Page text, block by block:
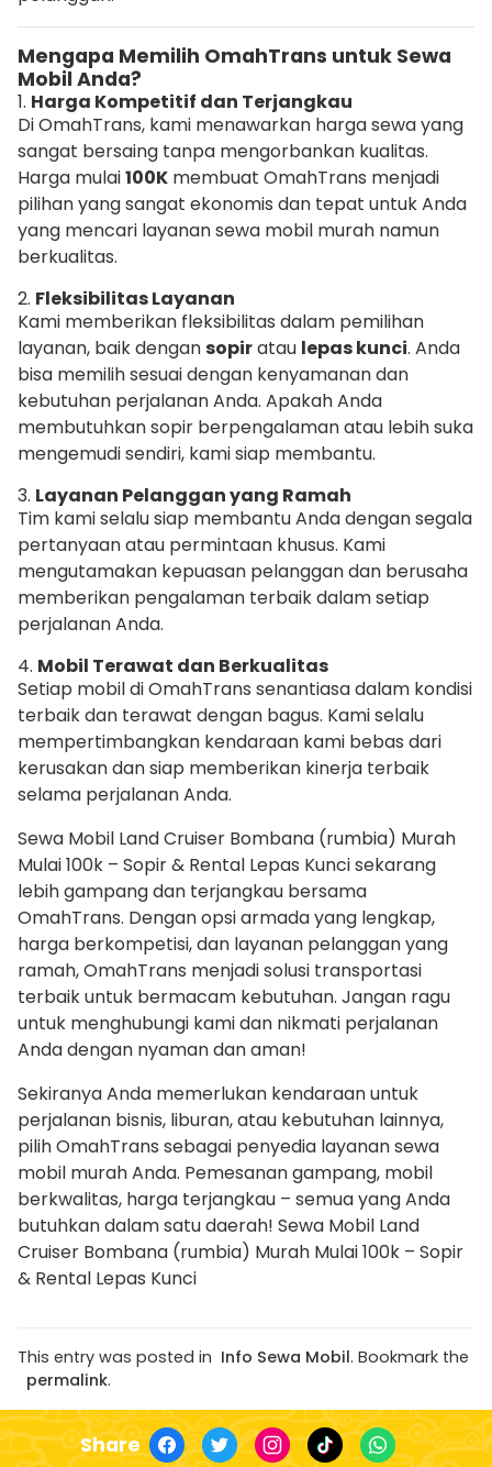
Mengapa Memilih OmahTrans untuk Sewa
Mobil Anda?
1. Harga Kompetitif dan Terjangkau
Di OmahTrans, kami menawarkan harga sewa yang
sangat bersaing tanpa mengorbankan kualitas.
Harga mulai100K membuat OmahTrans menjadi
pilihan yang sangat ekonomis dan tepat untuk Anda
yang mencari layanan sewa mobil murah namun
berkualitas.
2. Fleksibilitas Layanan
Kami memberikan fleksibilitas dalam pemilihan
layanan, baik dengansopiratau lepas kunci. Anda
bisa memilih sesuai dengan kenyamanan dan
kebutuhan perjalanan Anda. Apakah Anda
membutuhkan sopir berpengalaman atau lebih suka
mengemudi sendiri, kami siap membantu.
3. Layanan Pelanggan yang Ramah
Tim kami selalu siap membantu Anda dengan segala
pertanyaan atau permintaan khusus. Kami
mengutamakan kepuasan pelanggan dan berusaha
memberikan pengalaman terbaik dalam setiap
perjalanan Anda.
4. Mobil Terawat dan Berkualitas
Setiap mobil di OmahTrans senantiasa dalam kondisi
terbaik dan terawat dengan bagus. Kami selalu
mempertimbangkan kendaraan kami bebas dari
kerusakan dan siap memberikan kinerja terbaik
selama perjalanan Anda.
Sewa Mobil Land Cruiser Bombana (rumbia) Murah
Mulai 100k – Sopir & Rental Lepas Kunci sekarang
lebih gampang dan terjangkau bersama
OmahTrans. Dengan opsi armada yang lengkap,
harga berkompetisi, dan layanan pelanggan yang
ramah, OmahTrans menjadi solusi transportasi
terbaik untuk bermacam kebutuhan. Jangan ragu
untuk menghubungi kami dan nikmati perjalanan
Anda dengan nyaman dan aman!
Sekiranya Anda memerlukan kendaraan untuk
perjalanan bisnis, liburan, atau kebutuhan lainnya,
pilih OmahTrans sebagai penyedia layanan sewa
mobil murah Anda. Pemesanan gampang, mobil
berkwalitas, harga terjangkau – semua yang Anda
butuhkan dalam satu daerah! Sewa Mobil Land
Cruiser Bombana (rumbia) Murah Mulai 100k – Sopir
& Rental Lepas Kunci
This entry was posted in Info Sewa Mobil. Bookmark the
permalink.
Share